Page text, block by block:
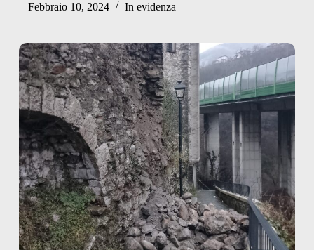
Febbraio 10, 2024 In evidenza